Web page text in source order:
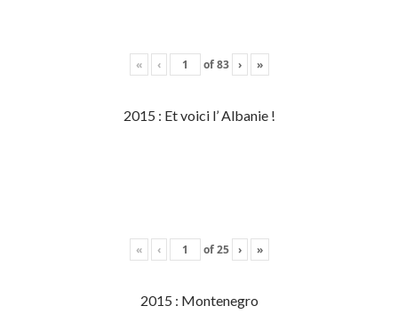
« ‹ of83 › »
2015 : Et voici l’ Albanie !
« ‹ of25 › »
2015 : Montenegro